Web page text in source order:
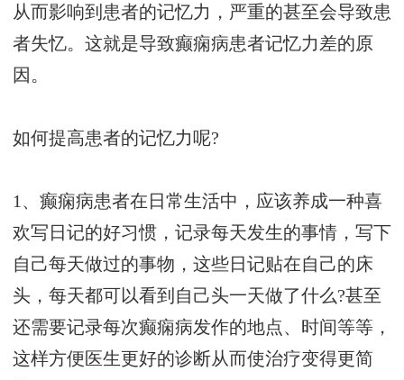
从而影响到患者的记忆力，严重的甚至会导致患
者失忆。这就是导致癫痫病患者记忆力差的原
因。
如何提高患者的记忆力呢?
1、癫痫病患者在日常生活中，应该养成一种喜
欢写日记的好习惯，记录每天发生的事情，写下
自己每天做过的事物，这些日记贴在自己的床
头，每天都可以看到自己头一天做了什么?甚至
还需要记录每次癫痫病发作的地点、时间等等，
这样方便医生更好的诊断从而使治疗变得更简